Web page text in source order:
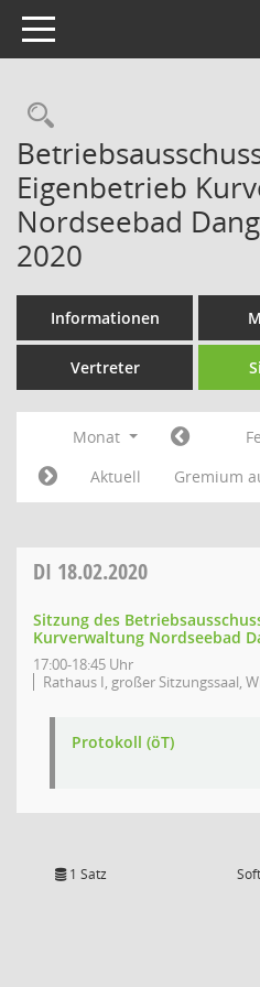
Toggle navigation
Eigenbetrieb
Nordseebad
2020
Informationen
Vertreter
Monat
Aktuell
Gremium
DI 18.02.2020
Sitzung des
Kurverwaltung Nordseebad
17:00-18:45 Uhr
Rathaus I, großer Sitzungssaal,
Protokoll (öT)
1 Satz